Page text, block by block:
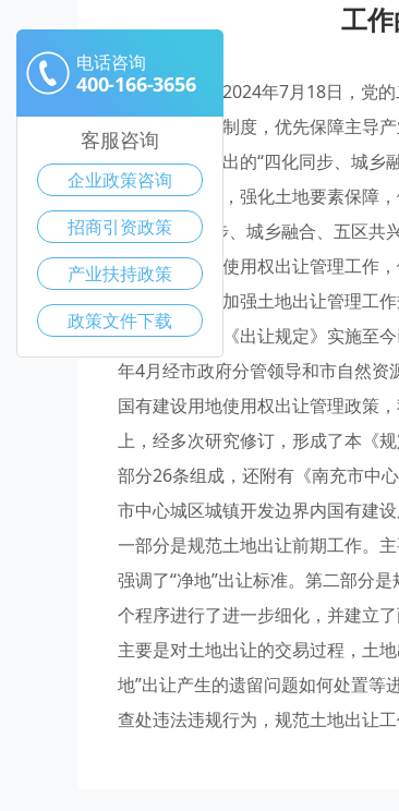
工
一、起草背景2024年7月18日，党
接的土地管理制度，优先保障主导
届二次全会作出的“四化同步、城乡
我局职能职责，强化土地要素保障
省委“四化同步、城乡融合、五区共
国有建设用地使用权出让管理工作
发关于进一步加强土地出让管理工
五条之规定，《出让规定》实施至
年4月经市政府分管领导和市自然
国有建设用地使用权出让管理政策
上，经多次研究修订，形成了本《
部分26条组成，还附有《南充市中
市中心城区城镇开发边界内国有建
一部分是规范土地出让前期工作。
强调了“净地”出让标准。第二部分
个程序进行了进一步细化，并建立
主要是对土地出让的交易过程，土
地”出让产生的遗留问题如何处置等
查处违法违规行为，规范土地出让工
电话咨询
400-166-3656
客服咨询
企业政策咨询
招商引资政策
产业扶持政策
政策文件下载